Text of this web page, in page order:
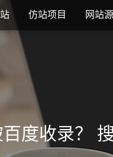
仿站项目 网站
度收录？